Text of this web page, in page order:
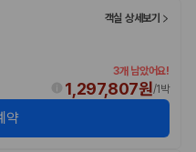
는 질문
어떻게 하나요?
제주도 렌트카 업체별 가격, 차종,
할 수 있습니다.
으로 비교해야 하나요?
객실 상세보기
3개 남았어요!
1,297,807원/1박
약